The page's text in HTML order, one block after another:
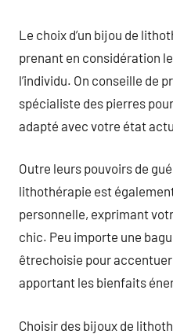
Le choix d’un bijou de
prenant en considération
l’individu. On conseille de
spécialiste des pierres
adapté avec votre état
Outre leurs pouvoirs de
lithothérapie est
personnelle, exprimant
chic. Peu importe une
êtrechoisie pour
apportant les bienfaits
Choisir des bijoux de